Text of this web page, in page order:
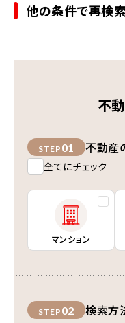
他の条件で再検索
不
STEP 01 不動産
全てにチェック
マンション
STEP 02 検索方